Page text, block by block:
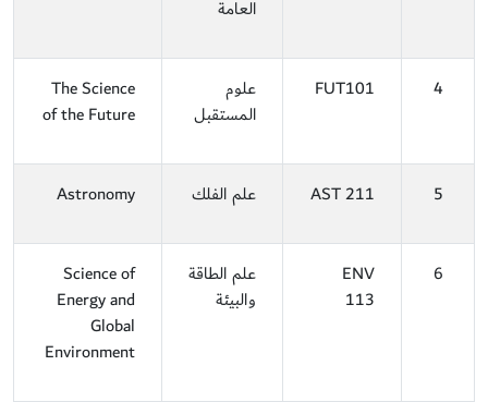
العامة
4
FUT101
علوم
المستقبل
The Science
of the Future
5
AST 211 علم الفلك Astronomy
6
ENV
113
علم الطاقة
والبيئة
Science of
Energy and
Global
Environment